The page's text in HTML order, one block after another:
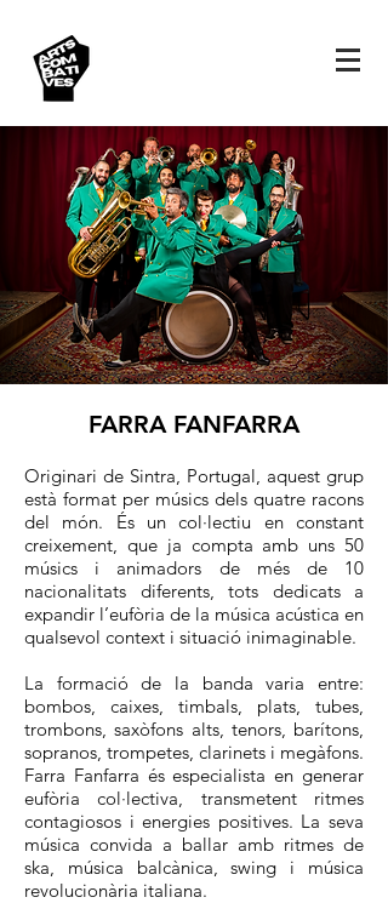
FARRA FANFARRA
Originari de Sintra, Portugal, aquest grup
està format per músics dels quatre racons
del món. És un col·lectiu en constant
creixement, que ja compta amb uns 50
músics i animadors de més de 10
nacionalitats diferents, tots dedicats a
expandir l’eufòria de la música acústica en
qualsevol context i situació inimaginable.
La formació de la banda varia entre:
bombos, caixes, timbals, plats, tubes,
trombons, saxòfons alts, tenors, barítons,
sopranos, trompetes, clarinets i megàfons.
Farra Fanfarra és especialista en generar
eufòria col·lectiva, transmetent ritmes
contagiosos i energies positives. La seva
música convida a ballar amb ritmes de
ska, música balcànica, swing i música
revolucionària italiana.